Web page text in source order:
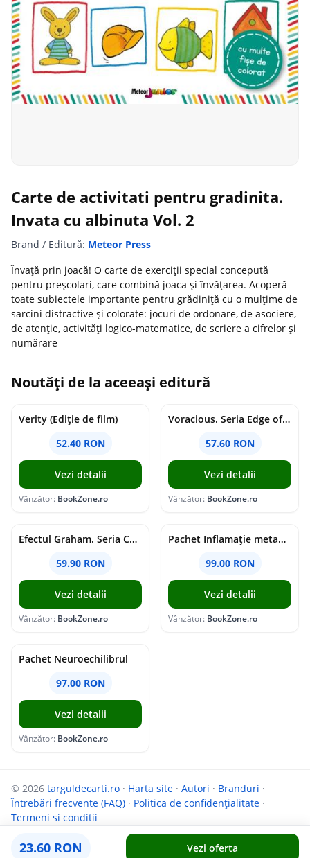
Carte de activitati pentru gradinita.
Invata cu albinuta Vol. 2
Brand / Editură: Meteor Press
23.60 RON Vezi oferta
Învaţă prin joacă! O carte de exerciţii special concepută
pentru preşcolari, care combină joaca şi învăţarea. Acoperă
toate subiectele importante pentru grădiniţă cu o mulţime de
sarcini distractive şi colorate: jocuri de ordonare, de asociere,
de atenţie, activităţi logico-matematice, de scriere a cifrelor şi
numărare
Noutăți de la aceeași editură
Verity (Ediție de film)
52.40 RON
Vezi detalii
Vânzător: BookZone.ro
Voracious. Seria Edge of Darkness Vol.2
57.60 RON
Vezi detalii
Vânzător: BookZone.ro
Efectul Graham. Seria Campus Diaries Vol.1
59.90 RON
Vezi detalii
Vânzător: BookZone.ro
Pachet Inflamație metabolism și creier
99.00 RON
Vezi detalii
Vânzător: BookZone.ro
Pachet Neuroechilibrul
97.00 RON
Vezi detalii
Vânzător: BookZone.ro
© 2026 targuldecarti.ro · Harta site · Autori · Branduri ·
Întrebări frecvente (FAQ) · Politica de confidențialitate ·
Termeni si conditii
Parteneri:InfoCompanii.ro GoShopping.ro